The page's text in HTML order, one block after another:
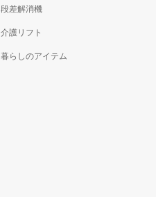
段差解消機
介護リフト
暮らしのアイテム